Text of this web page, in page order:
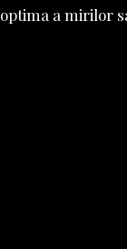
optima a mirilor